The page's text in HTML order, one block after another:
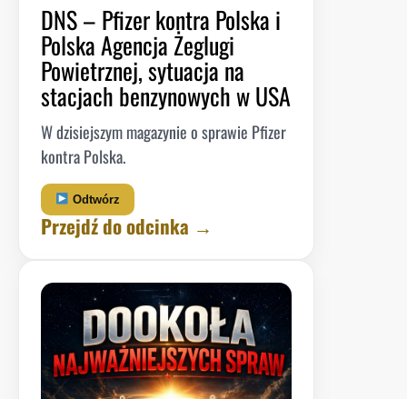
DNS – Pfizer kontra Polska i
Polska Agencja Żeglugi
Powietrznej, sytuacja na
stacjach benzynowych w USA
W dzisiejszym magazynie o sprawie Pfizer
kontra Polska.
Odtwórz
Przejdź do odcinka →